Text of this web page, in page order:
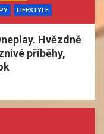
LIFESTYLE
Hvězdně
příběhy,